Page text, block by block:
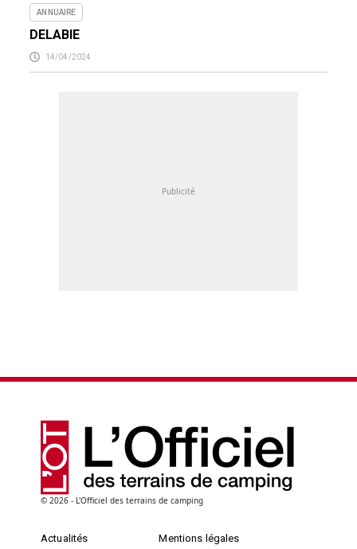
ANNUAIRE
DELABIE
14/04/2024
© 2026 - L'Officiel des terrains de camping
Actualités Mentions légales